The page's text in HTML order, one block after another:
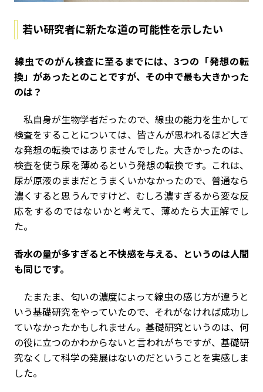
若い研究者に新たな道の可能性を示したい
――線虫でのがん検査に至るまでには、3つの「発想の転
換」があったとのことですが、その中で最も大きかった
のは？
私自身が生物学者だったので、線虫の能力を生かして
検査をすることについては、皆さんが思われるほど大き
な発想の転換ではありませんでした。大きかったのは、
検査を使う尿を薄めるという発想の転換です。これは、
尿が原液のままだとうまくいかなかったので、普通なら
濃くすると思うんですけど、むしろ濃すぎるから変な反
応をするのではないかと考えて、薄めたら大正解でし
た。
――香水の量が多すぎると不快感を与える、というのは人間
も同じです。
たまたま、匂いの濃度によって線虫の感じ方が違うと
いう基礎研究をやっていたので、それがなければ成功し
ていなかったかもしれません。基礎研究というのは、何
の役に立つのかわからないと言われがちですが、基礎研
究なくして科学の発展はないのだということを実感しま
した。